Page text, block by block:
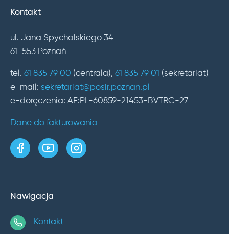
Kontakt
ul. Jana Spychalskiego 34
61-553 Poznań
tel. 61 835 79 00 (centrala), 61 835 79 01 (sekretariat)
e-mail: sekretariat@posir.poznan.pl
e-doręczenia: AE:PL-60859-21453-BVTRC-27
Dane do fakturowania
strona w serwisie Facebook
kanał w serwisie YouTube
profil w serwisie Instagram
Nawigacja
Kontakt